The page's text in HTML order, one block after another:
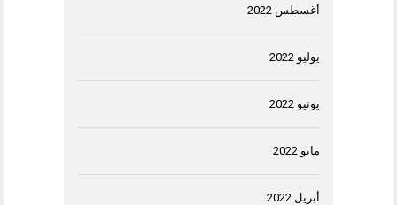
أغسطس 2022
يوليو 2022
يونيو 2022
مايو 2022
أبريل 2022